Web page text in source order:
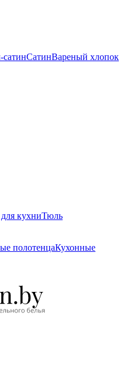
сатинСатинВареный хлопок
кухниТюль
полотенцаКухонные